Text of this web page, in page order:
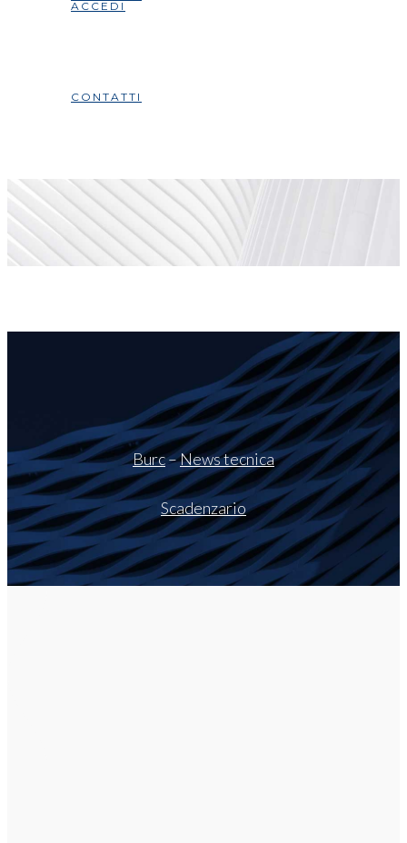
ACCEDI
CONTATTI
Burc–News tecnica
Scadenzario